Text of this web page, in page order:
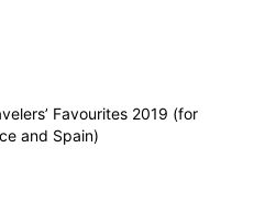
Favourites 2019 (for
and Spain)